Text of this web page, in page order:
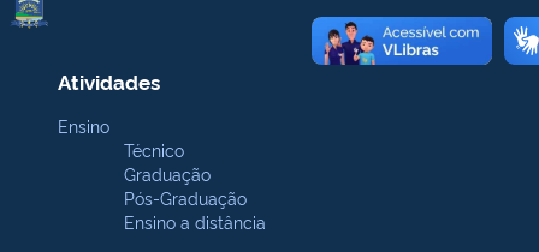
Atividades
Ensino
Técnico
Graduação
Pós-Graduação
Ensino a distância